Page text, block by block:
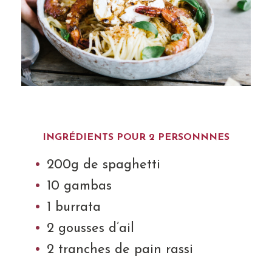
INGRÉDIENTS POUR 2 PERSONNNES
200g de spaghetti
10 gambas
1 burrata
2 gousses d’ail
2 tranches de pain rassi